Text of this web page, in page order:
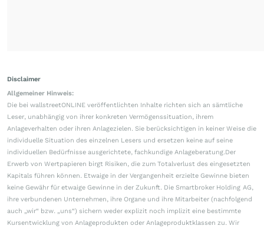
Disclaimer
Allgemeiner Hinweis:
Die bei wallstreetONLINE veröffentlichten Inhalte richten sich an sämtliche
Leser, unabhängig von ihrer konkreten Vermögenssituation, ihrem
Anlageverhalten oder ihren Anlagezielen. Sie berücksichtigen in keiner Weise die
individuelle Situation des einzelnen Lesers und ersetzen keine auf seine
individuellen Bedürfnisse ausgerichtete, fachkundige Anlageberatung.Der
Erwerb von Wertpapieren birgt Risiken, die zum Totalverlust des eingesetzten
Kapitals führen können. Etwaige in der Vergangenheit erzielte Gewinne bieten
keine Gewähr für etwaige Gewinne in der Zukunft. Die Smartbroker Holding AG,
ihre verbundenen Unternehmen, ihre Organe und ihre Mitarbeiter (nachfolgend
auch „wir“ bzw. „uns“) sichern weder explizit noch implizit eine bestimmte
Kursentwicklung von Anlageprodukten oder Anlageproduktklassen zu. Wir